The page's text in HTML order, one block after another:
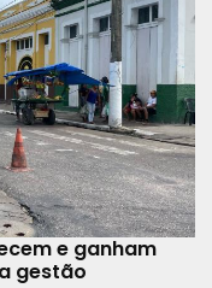
e ganham
gestão